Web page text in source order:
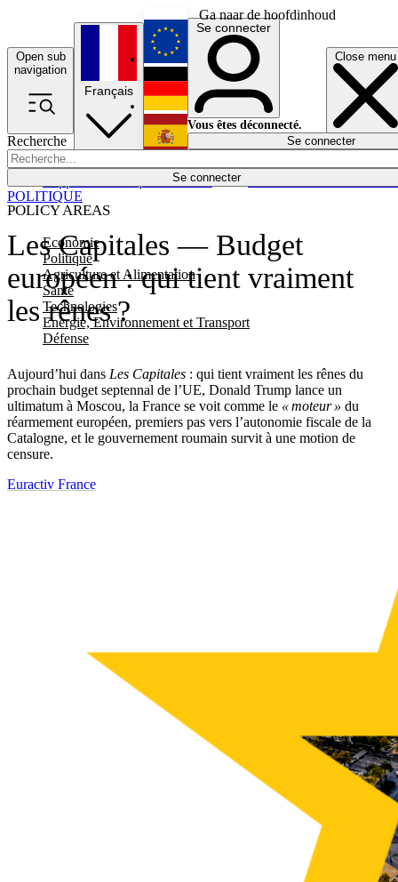
Ga naar de hoofdinhoud
Open sub
navigation
Close menu
Recherche
Se connecter
POLICY AREAS
Economie
Politique
Agriculture et Alimentation
Santé
Technologies
Energie, Environnement et Transport
Défense
Économie
Français
English
Deutsch
Español
Se connecter
Vous êtes déconnecté.
Se connecter
Les Capitales — Budget
européen : qui tient vraiment
les rênes ?
Aujourd’hui dans Les Capitales : qui tient vraiment les rênes du
prochain budget septennal de l’UE, Donald Trump lance un
ultimatum à Moscou, la France se voit comme le « moteur » du
réarmement européen, premiers pas vers l’autonomie fiscale de la
Catalogne, et le gouvernement roumain survit à une motion de
censure.
POLITIQUE
Euractiv France